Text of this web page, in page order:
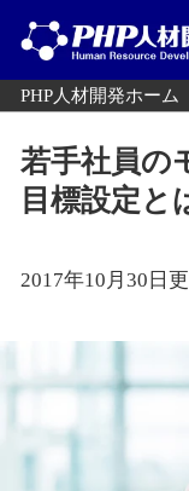
PHP人材開発ホーム
若手社員の
目標設定と
2017年10月30日